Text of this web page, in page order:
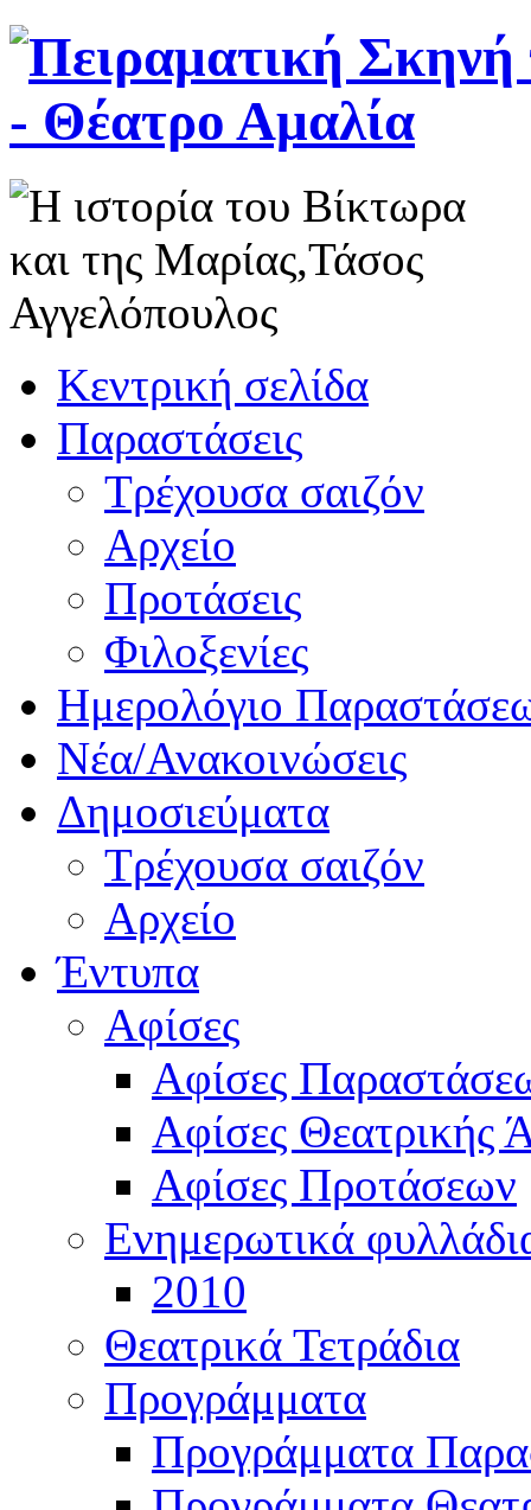
Κεντρική σελίδα
Παραστάσεις
Τρέχουσα σαιζόν
Αρχείο
Προτάσεις
Φιλοξενίες
Ημερολόγιο
Νέα/Ανακοινώσεις
Δημοσιεύματα
Τρέχουσα σαιζόν
Αρχείο
Έντυπα
Αφίσες
Αφίσες
Αφίσες Θεατρικής
Αφίσες Προτάσεων
Ενημερωτικά
2010
Θεατρικά Τετράδια
Προγράμματα
Προγράμματα